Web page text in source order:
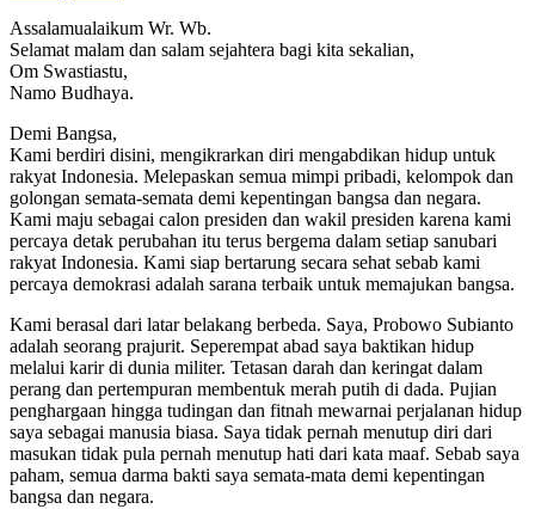
Assalamualaikum Wr. Wb.
Selamat malam dan salam sejahtera bagi kita sekalian,
Om Swastiastu,
Namo Budhaya.
Demi Bangsa,
Kami berdiri disini, mengikrarkan diri mengabdikan hidup untuk
rakyat Indonesia. Melepaskan semua mimpi pribadi, kelompok dan
golongan semata-semata demi kepentingan bangsa dan negara.
Kami maju sebagai calon presiden dan wakil presiden karena kami
percaya detak perubahan itu terus bergema dalam setiap sanubari
rakyat Indonesia. Kami siap bertarung secara sehat sebab kami
percaya demokrasi adalah sarana terbaik untuk memajukan bangsa.
Kami berasal dari latar belakang berbeda. Saya, Probowo Subianto
adalah seorang prajurit. Seperempat abad saya baktikan hidup
melalui karir di dunia militer. Tetasan darah dan keringat dalam
perang dan pertempuran membentuk merah putih di dada. Pujian
penghargaan hingga tudingan dan fitnah mewarnai perjalanan hidup
saya sebagai manusia biasa. Saya tidak pernah menutup diri dari
masukan tidak pula pernah menutup hati dari kata maaf. Sebab saya
paham, semua darma bakti saya semata-mata demi kepentingan
bangsa dan negara.